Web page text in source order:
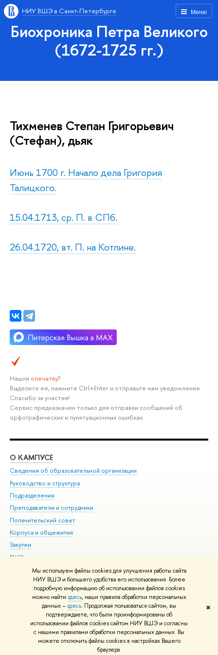
Мы используем файлы cookies для улучшения работы сайта
НИУ ВШЭ и большего удобства его использования. Более
подробную информацию об использовании файлов cookies
можно найти здесь, наши правила обработки персональных
данных –здесь. Продолжая пользоваться сайтом, вы
подтверждаете, что были проинформированы об
использовании файлов cookies сайтом НИУ ВШЭ и согласны
с нашими правилами обработки персональных данных. Вы
можете отключить файлы cookies в настройках Вашего
браузера.
✖
Меню
НИУ ВШЭ в Санкт-Петербурге
Биохроника Петра Великого
(1672-1725 гг.)
Тихменев Степан Григорьевич
(Стефан), дьяк
Июнь 1700 г. Начало дела Григория
Талицкого.
15.04.1713, ср. П. в СПб.
26.04.1720, вт. П. на Котлине.
Нашли опечатку?
Выделите её, нажмите Ctrl+Enter и отправьте нам уведомление.
Спасибо за участие!
Сервис предназначен только для отправки сообщений об
орфографических и пунктуационных ошибках.
О КАМПУСЕ
Сведения об образовательной организации
Руководство и структура
Подразделения
Преподаватели и сотрудники
Попечительский совет
Корпуса и общежития
Закупки
ВШЭ для студентов с ограниченными возможностями
здоровья и инвалидностью
Версия для слабовидящих
Единая платежная страница
© НИУ ВШЭ 1993–2026 Адреса и контакты Условия использования
материалов Политика конфиденциальности Карта сайта
Шрифты HSE Sans и HSE Slab разработаны вШколе дизайна НИУ ВШЭ